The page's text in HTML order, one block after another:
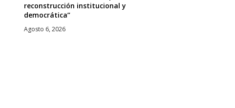
reconstrucción institucional y
democrática”
Agosto 6, 2026